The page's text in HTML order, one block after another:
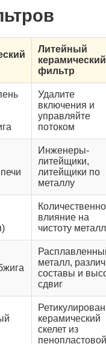
Литейный
керамический
фильтр
Удалите
включения и
управляйте
потоком
Инженеры-
литейщики,
литейщики по
металлу
влияние на
чистоту
металл,
составы и
сдвиг
керамический
скелет из
пенопластовой